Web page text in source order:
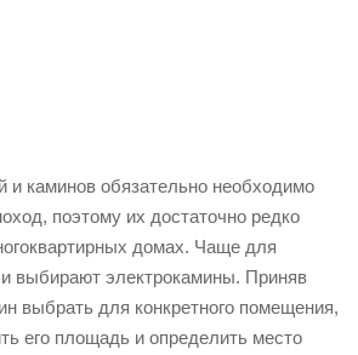
и каминов обязательно необходимо
поэтому их достаточно редко
домах. Чаще для
выбирают электрокамины. Приняв
выбрать для конкретного помещения,
его площадь и определить место